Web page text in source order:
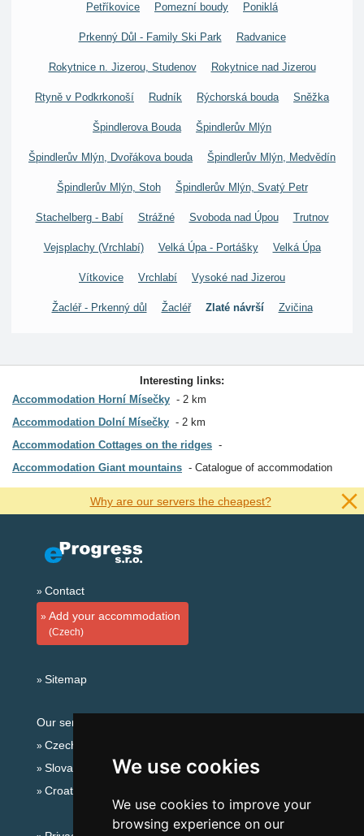
We use cookies
We use cookies to improve your
browsing experience on our
Petříkovice Pomezní boudy Poniklá
Prkenný Důl - Family Ski Park Radvanice
Rokytnice n. Jizerou, Studenov Rokytnice nad Jizerou
Rtyně v Podkrkonoší Rudník Rýchorská bouda Sněžka
Špindlerova Bouda Špindlerův Mlýn
Špindlerův Mlýn, Dvořákova bouda Špindlerův Mlýn, Medvědín
Špindlerův Mlýn, Stoh Špindlerův Mlýn, Svatý Petr
Stachelberg - Babí Strážné Svoboda nad Úpou Trutnov
Vejsplachy (Vrchlabí) Velká Úpa - Portášky Velká Úpa
Vítkovice Vrchlabí Vysoké nad Jizerou
Žacléř - Prkenný důl Žacléř Zlaté návrší Zvičina
Interesting links:
Accommodation Horní Mísečky
2 km
Accommodation Dolní Mísečky
2 km
Accommodation Cottages on the ridges
Accommodation Giant mountains
Catalogue of accommodation
Why are our servers the cheapest?
Contact
Add your accommodation
(Czech)
Sitemap
Our servers:
Czech mountains
Slovakian mountains
Croatian Adriatic